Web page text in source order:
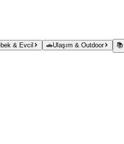
& Evcil 🚗Ulaşım & Outdoor 📚